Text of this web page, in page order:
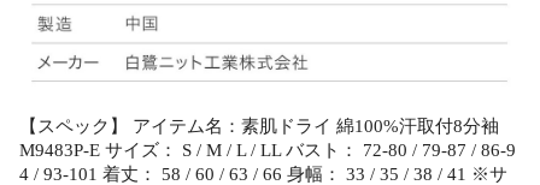
【スペック】 アイテム名：素肌ドライ 綿100%汗取付8分袖
M9483P-E サイズ： S / M / L / LL バスト： 72-80 / 79-87 / 86-9
4 / 93-101 着丈： 58 / 60 / 63 / 66 身幅： 33 / 35 / 38 / 41 ※サ